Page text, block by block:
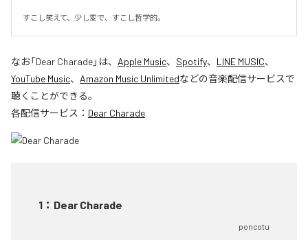
すこし笑えて、少し変で、すこし哲学的。
なお「Dear Charade」は、 Apple Music、 Spotify、 LINE MUSIC、
YouTube Music、 Amazon Music Unlimitedなどの音楽配信サービスで
聴くことができる。
各配信サービス： Dear Charade
1 ： Dear Charade
poncotu